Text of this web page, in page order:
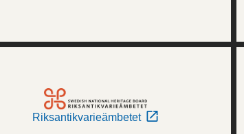
Riksantikvarieämbetet